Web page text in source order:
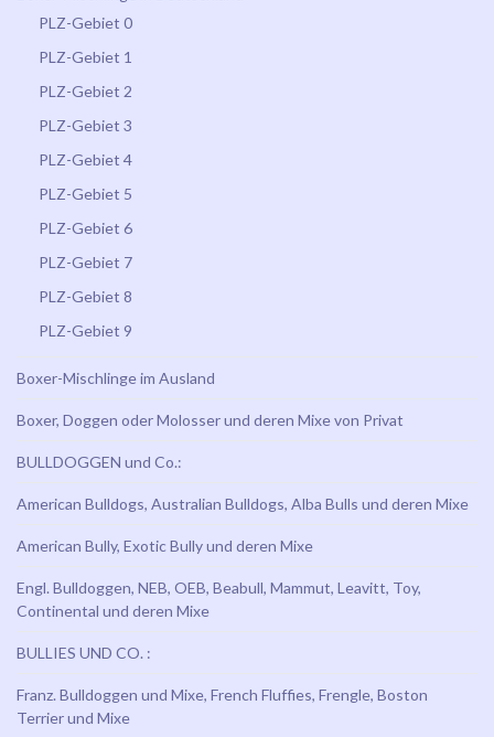
PLZ-Gebiet 0
PLZ-Gebiet 1
PLZ-Gebiet 2
PLZ-Gebiet 3
PLZ-Gebiet 4
PLZ-Gebiet 5
PLZ-Gebiet 6
PLZ-Gebiet 7
PLZ-Gebiet 8
PLZ-Gebiet 9
Boxer-Mischlinge im Ausland
Boxer, Doggen oder Molosser und deren Mixe von Privat
BULLDOGGEN und Co.:
American Bulldogs, Australian Bulldogs, Alba Bulls und deren Mixe
American Bully, Exotic Bully und deren Mixe
Engl. Bulldoggen, NEB, OEB, Beabull, Mammut, Leavitt, Toy,
Continental und deren Mixe
BULLIES UND CO. :
Franz. Bulldoggen und Mixe, French Fluffies, Frengle, Boston
Terrier und Mixe